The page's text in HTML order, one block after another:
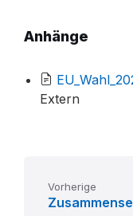
Anhänge
Extern
Vorherige